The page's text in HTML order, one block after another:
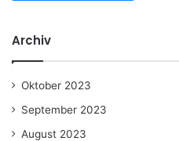
Archiv
Oktober 2023
September 2023
August 2023